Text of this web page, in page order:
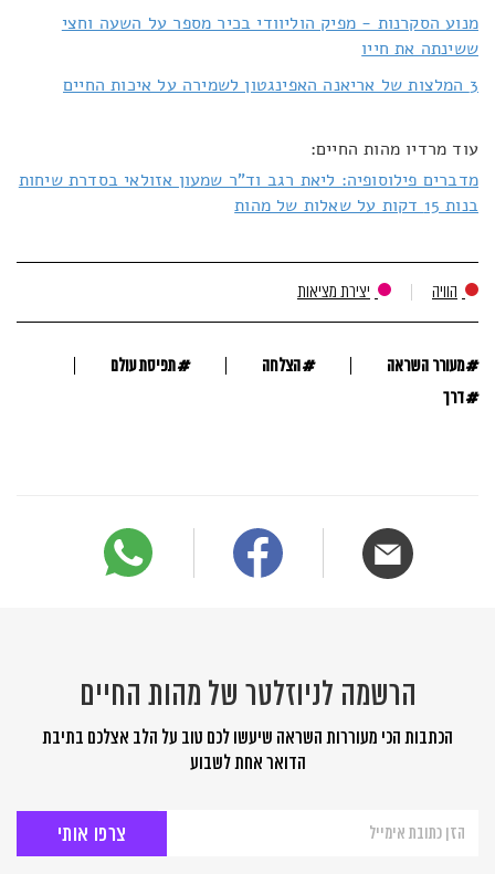
מנוע הסקרנות - מפיק הוליוודי בכיר מספר על השעה וחצי
ששינתה את חייו
3 המלצות של אריאנה האפינגטון לשמירה על איכות החיים
עוד מרדיו מהות החיים:
מדברים פילוסופיה: ליאת רגב וד"ר שמעון אזולאי בסדרת שיחות
בנות 15 דקות על שאלות של מהות
הוויה יצירת מציאות
#מעורר השראה #הצלחה #תפיסת עולם
#דרך
הרשמה לניוזלטר של מהות החיים
הכתבות הכי מעוררות השראה שיעשו לכם טוב על הלב אצלכם בתיבת
הדואר אחת לשבוע
לניוזלטר